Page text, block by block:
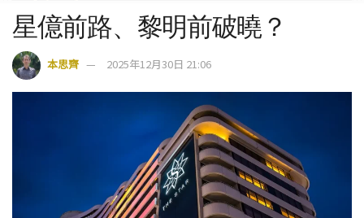
星億前路、黎明前破曉？
本思齊 2025年12月30日 21:06